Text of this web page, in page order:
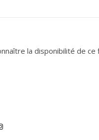
la disponibilité de ce